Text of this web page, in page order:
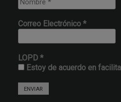
a
d
a
s
Correo Electrónico *
LOPD *
Estoy de acuerdo en